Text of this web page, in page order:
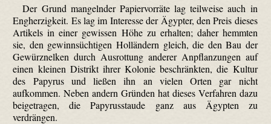
Der Grund mangelnder Papiervorräte lag teilweise auch in
Engherzigkeit. Es lag im Interesse der Ägypter, den Preis dieses
Artikels in einer gewissen Höhe zu erhalten; daher hemmten
sie, den gewinnsüchtigen Holländern gleich, die den Bau der
Gewürznelken durch Ausrottung anderer Anpflanzungen auf
einen kleinen Distrikt ihrer Kolonie beschränkten, die Kultur
des Papyrus und ließen ihn an vielen Orten gar nicht
aufkommen. Neben andern Gründen hat dieses Verfahren dazu
beigetragen, die Papyrusstaude ganz aus Ägypten zu
verdrängen.